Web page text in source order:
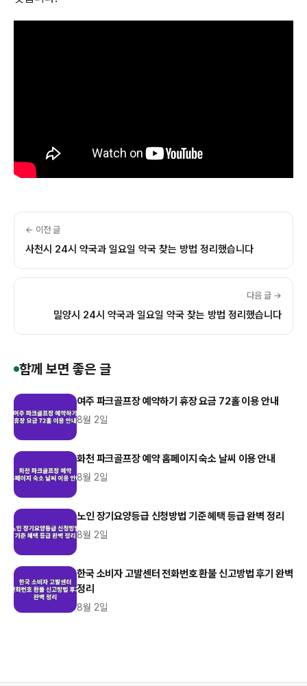
← 이전 글
사천시 24시 약국과 일요일 약국 찾는 방법 정리했습니다
다음 글 →
밀양시 24시 약국과 일요일 약국 찾는 방법 정리했습니다
함께 보면 좋은 글
여주 파크골프장 예약하기 휴장 요금 72홀 이용 안내
8월 2일
화천 파크골프장 예약 홈페이지 숙소 날씨 이용 안내
8월 2일
노인 장기요양등급 신청방법 기준 혜택 등급 완벽 정리
8월 2일
한국 소비자 고발센터 전화번호 환불 신고방법 후기 완벽
정리
8월 2일